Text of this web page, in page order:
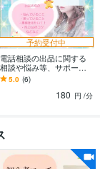
予約受付中
電話相談の出品に関する
相談や悩み等、サポート
します 困った時の対応
や、待機中の暇電など⭐愚
痴など何でもOKです♪
5.0 (6)
180 円 /分